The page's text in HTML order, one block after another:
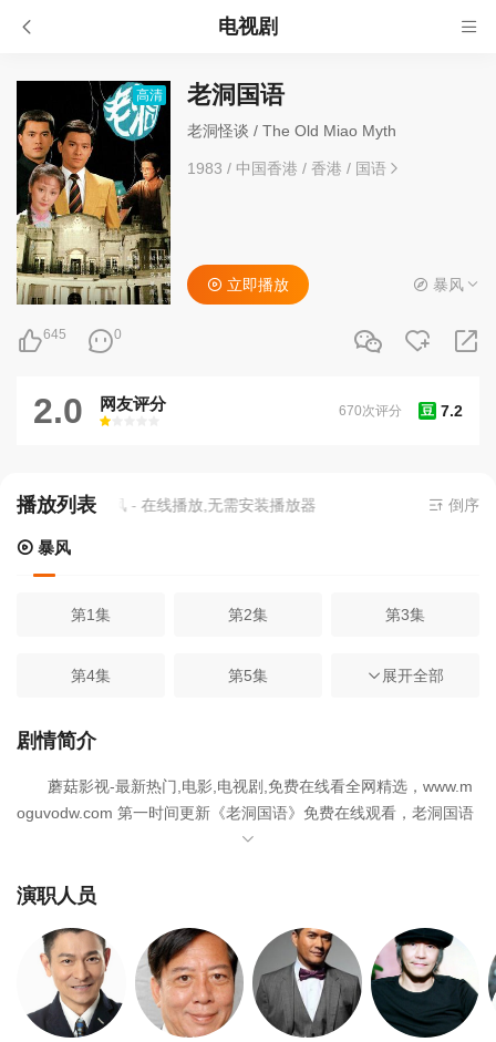
电视剧
高清 老洞国语
老洞怪谈 / The Old Miao Myth
1983 / 中国香港 / 香港/ 国语
645 0
立即播放 暴风
2.0 网友评分
很差
较差还行推荐
力荐
豆 7.2
670次评分
播放列表
前资源来源暴风 - 在线播放,无需安装播放器 倒序
暴风
第1集 第2集 第3集
第4集 第5集 第6集
第7集
第10集 第11集 第12集
第19集 第20集
展开全部
剧情简介
蘑菇影视-最新热门,电影,电视剧,免费在线看全网精选，www.m
oguvodw.com 第一时间更新《老洞国语》免费在线观看，老洞国语
于2026-06-17在中国香港上映，是一部备受期待的电视剧佳作，影
宇主演。欢迎收藏蘑菇影视-最新热门,电影,电视剧,免费在线看网，
《老洞》 (英文：The Old Miao Myth) 是香港无线电视恐怖电视
剧，1983年首播，由刘德华、吕良伟主演。以一个神像为基础，慢
慢演变出广大的剧情，剧情曲折离奇，当时造成很大的轰动，本
演职人员